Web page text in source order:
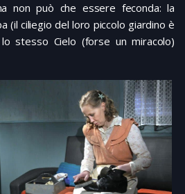
non può che essere feconda: la
(il ciliegio del loro piccolo giardino è
stesso Cielo (forse un miracolo)